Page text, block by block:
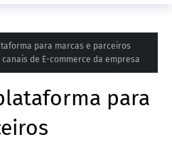
para marcas e parceiros
de E-commerce da empresa
para